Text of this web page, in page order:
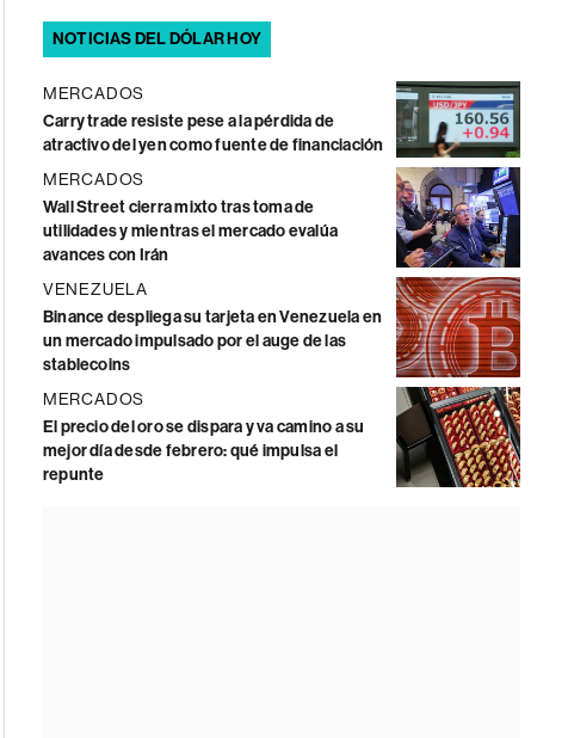
NOTICIAS DEL DÓLAR HOY
MERCADOS
Carry trade resiste pese a la pérdida de
atractivo del yen como fuente de financiación
MERCADOS
Wall Street cierra mixto tras toma de
utilidades y mientras el mercado evalúa
avances con Irán
VENEZUELA
Binance despliega su tarjeta en Venezuela en
un mercado impulsado por el auge de las
stablecoins
MERCADOS
El precio del oro se dispara y va camino a su
mejor día desde febrero: qué impulsa el
repunte